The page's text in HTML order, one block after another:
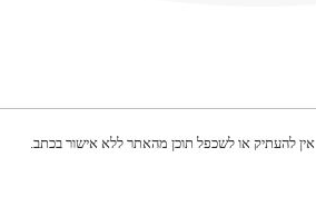
אין להעתיק או לשכפל תוכן מהאתר ללא אישור בכתב.